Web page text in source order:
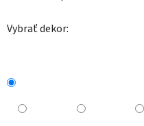
Vybrať dekor: